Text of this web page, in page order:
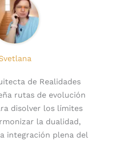
de Realidades
rutas de evolución
disolver los límites
la dualidad,
integración plena del